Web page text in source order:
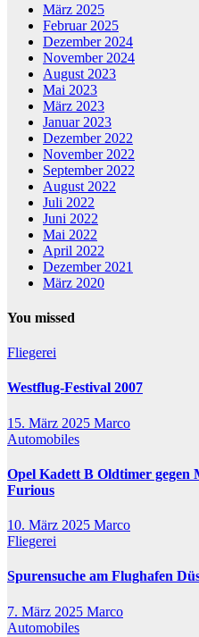
März 2025
Februar 2025
Dezember 2024
November 2024
August 2023
Mai 2023
März 2023
Januar 2023
Dezember 2022
November 2022
September 2022
August 2022
Juli 2022
Juni 2022
Mai 2022
April 2022
Dezember 2021
März 2020
You missed
Fliegerei
Westflug-Festival 2007
15. März 2025 Marco
Automobiles
Opel Kadett B Oldtimer gegen
Furious
10. März 2025 Marco
Fliegerei
Spurensuche am Flughafen
7. März 2025 Marco
Automobiles